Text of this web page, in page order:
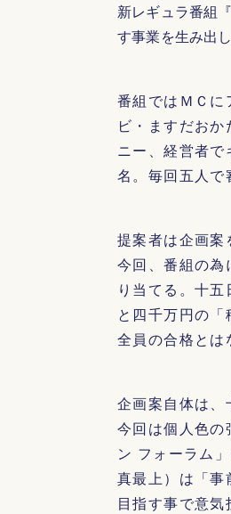
新レギュラ番組
す事業を生み出
番組ではＭＣ
ビ・ますだお
ニー、経営者
名。毎回五人で
提案者は企画案
今回、番組の
り当てる。十
と四千万円の
全員の合格とは
企画案自体は、
今回は個人色の
ン フォーラム
真最上）は「
目指す事で意